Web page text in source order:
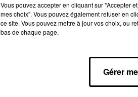
Vous pouvez accepter en cliquant sur "Accepter
mes choix". Vous pouvez également refuser en
ce site. Vous pouvez mettre à jour vos choix, ou
bas de chaque page.
Gérer